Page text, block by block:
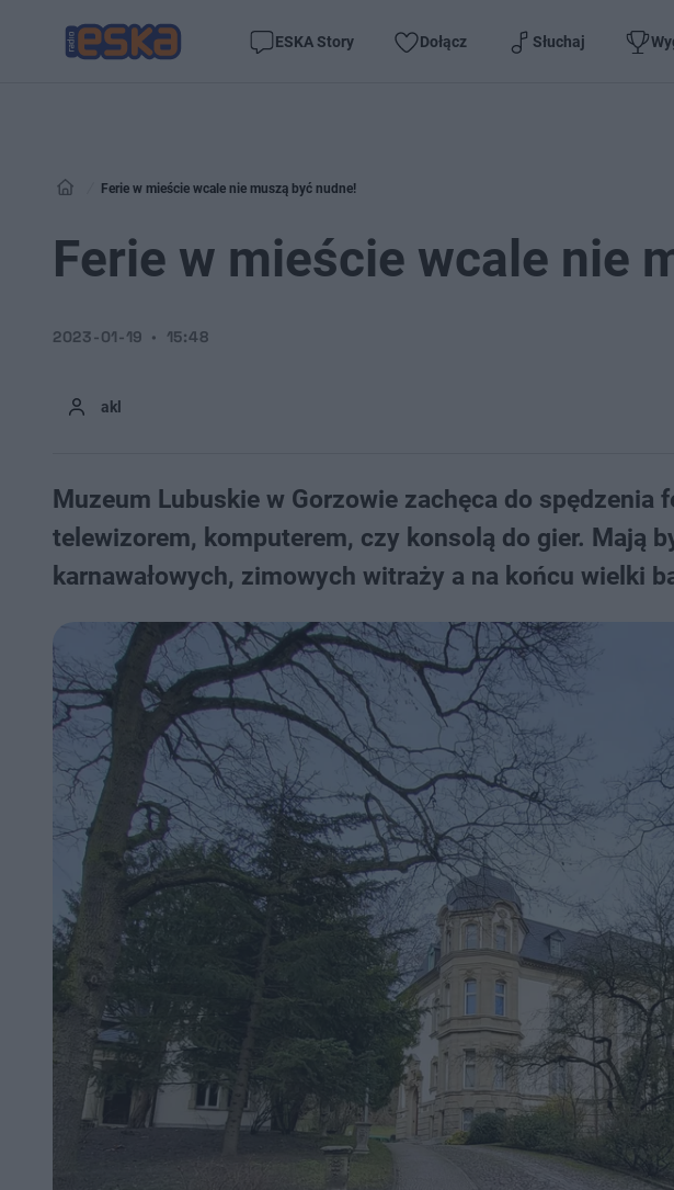
ESKA Story Dołącz Słuchaj
Ferie w mieście wcale nie muszą być nudne!
Ferie w mieście wcale nie
akl
2023-01-19 15:48
Muzeum Lubuskie w Gorzowie zachęca do spędzenia
telewizorem, komputerem, czy konsolą do gier. Mają
karnawałowych, zimowych witraży a na końcu wielki